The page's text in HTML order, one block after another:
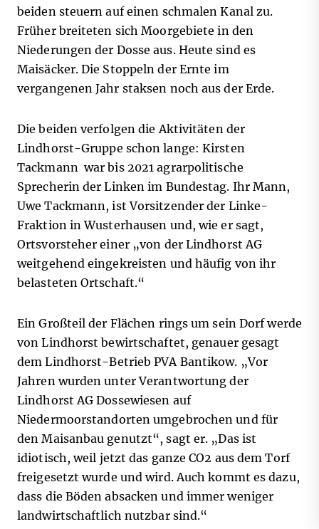
beiden steuern auf einen schmalen Kanal zu.
Früher breiteten sich Moorgebiete in den
Niederungen der Dosse aus. Heute sind es
Maisäcker. Die Stoppeln der Ernte im
vergangenen Jahr staksen noch aus der Erde.
Die beiden verfolgen die Aktivitäten der
Lindhorst-Gruppe schon lange: Kirsten
Tackmann war bis 2021 agrarpolitische
Sprecherin der Linken im Bundestag. Ihr Mann,
Uwe Tackmann, ist Vorsitzender der Linke-
Fraktion in Wusterhausen und, wie er sagt,
Ortsvorsteher einer „von der Lindhorst AG
weitgehend eingekreisten und häufig von ihr
belasteten Ortschaft.“
Ein Großteil der Flächen rings um sein Dorf werde
von Lindhorst bewirtschaftet, genauer gesagt
dem Lindhorst-Betrieb PVA Bantikow. „Vor
Jahren wurden unter Verantwortung der
Lindhorst AG Dossewiesen auf
Niedermoorstandorten umgebrochen und für
den Maisanbau genutzt“, sagt er. „Das ist
idiotisch, weil jetzt das ganze CO2 aus dem Torf
freigesetzt wurde und wird. Auch kommt es dazu,
dass die Böden absacken und immer weniger
landwirtschaftlich nutzbar sind.“